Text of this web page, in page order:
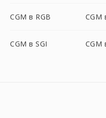
CGM в RGB CGM
CGM в SGI CGM